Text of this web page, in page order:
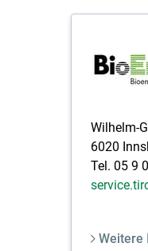
Wilhelm-
6020
Tel. 05 9
Weitere